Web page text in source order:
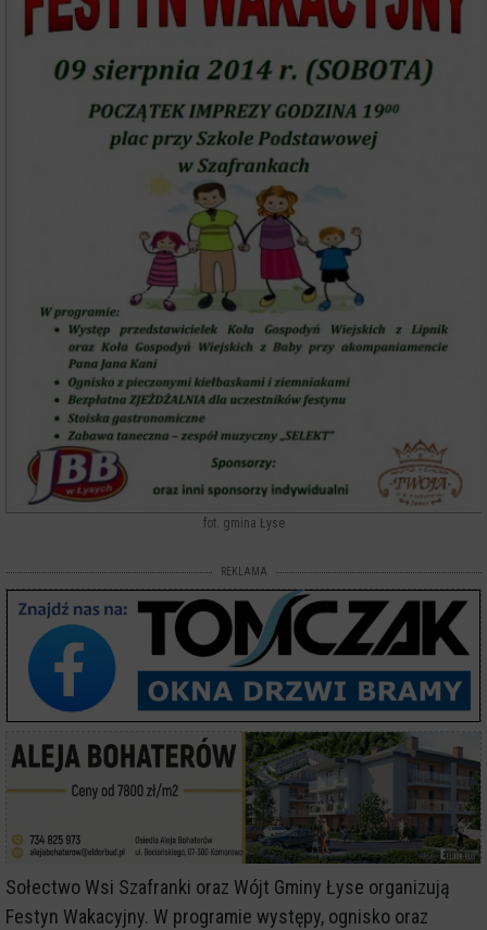
fot. gmina Łyse
REKLAMA
Sołectwo Wsi Szafranki oraz Wójt Gminy Łyse organizują
Festyn Wakacyjny. W programie występy, ognisko oraz